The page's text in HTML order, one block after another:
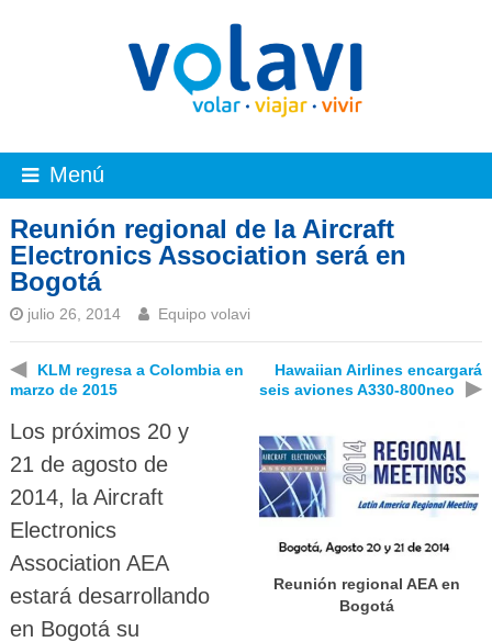
Menú
Reunión regional de la Aircraft
Electronics Association será en
Bogotá
julio 26, 2014 Equipo volavi
◀
KLM regresa a Colombia en
marzo de 2015
Hawaiian Airlines encargará
seis aviones A330-800neo
▶
Reunión regional AEA en
Bogotá
Los próximos 20 y
21 de agosto de
2014, la Aircraft
Electronics
Association AEA
estará desarrollando
en Bogotá su